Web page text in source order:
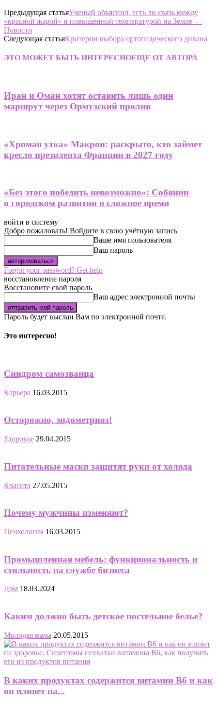
Предыдущая статьяУченый объяснил, есть ли связь между
«красной жарой» и повышенной температурой на Земле —
Новости
Следующая статьяКритерии выбора ортопедического дивана
ЭТО МОЖЕТ БЫТЬ ИНТЕРЕСНОЕЩЕ ОТ АВТОРА
Иран и Оман хотят оставить лишь один
маршрут через Ормузский пролив
«Хромая утка» Макрон: раскрыто, кто займет
кресло президента Франции в 2027 году
«Без этого победить невозможно»: Собянин
о городском развитии в сложное время
войти в систему
Добро пожаловать! Войдите в свою учётную запись
Ваше имя пользователя
Ваш пароль
Forgot your password? Get help
восстановление пароля
Восстановите свой пароль
Ваш адрес электронной почты
Пароль будет выслан Вам по электронной почте.
Это интересно!
Синдром самозванца
Карьера 16.03.2015
Осторожно, эндометриоз!
Здоровье 29.04.2015
Питательные маски защитят руки от холода
Красота 27.05.2015
Почему мужчины изменяют?
Психология 16.03.2015
Промышленная мебель: функциональность и
стильность на службе бизнеса
Дом 18.03.2024
Каким должно быть детское постельное белье?
Молодая мама 20.05.2015
В каких продуктах содержится витамин В6 и как
он влияет на...